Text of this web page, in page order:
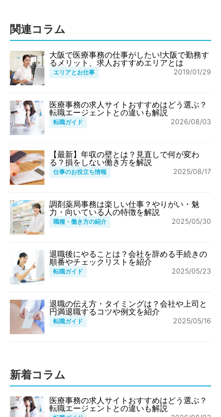
関連コラム
大阪で医療事務の仕事がしたい!大阪で勤務す
るメリット、求人おすすめエリアとは
エリアとお仕事 2019/01/29
医療事務の求人サイトおすすめはどう選ぶ？
転職エージェントとの違いも解説
転職ガイド 2026/08/03
【最新】年収の壁とは？見直しで何が変わ
る？損をしない働き方を解説
仕事のお役立ち情報 2025/08/17
調剤薬局事務は楽しい仕事？やりがい・魅
力・向いている人の特徴を解説
職種・働き方の紹介 2025/05/30
退職後にやることは？会社を辞める手続きの
順番やチェックリストを紹介
転職ガイド 2025/05/23
退職の伝え方・タイミングは？会社や上司と
円満退職するコツや例文を紹介
転職ガイド 2025/05/16
新着コラム
医療事務の求人サイトおすすめはどう選ぶ？
転職エージェントとの違いも解説